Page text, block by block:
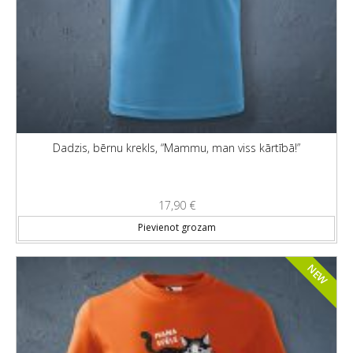
Dadzis, bērnu krekls, “Mammu, man viss kārtībā!”
17,90 €
Pievienot grozam
NEW